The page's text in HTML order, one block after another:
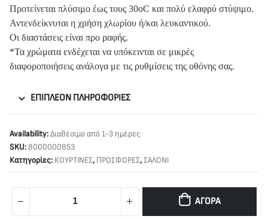
Προτείνεται πλύσιμο έως τους 30oC και πολύ ελαφρύ στύψιμο.
Αντενδείκνυται η χρήση χλωρίου ή/και λευκαντικού.
Οι διαστάσεις είναι προ ραφής.
*Τα χρώματα ενδέχεται να υπόκεινται σε μικρές
διαφοροποιήσεις ανάλογα με τις ρυθμίσεις της οθόνης σας.
ΕΠΙΠΛΈΟΝ ΠΛΗΡΟΦΟΡΊΕΣ
Availability:Διαθέσιμο από 1-3 ημέρες
SKU:8000000853
Κατηγορίες: ΚΟΥΡΤΙΝΕΣ, ΠΡΟΣΦΟΡΕΣ,ΣΑΛΟΝΙ
ΑΓΟΡΆ